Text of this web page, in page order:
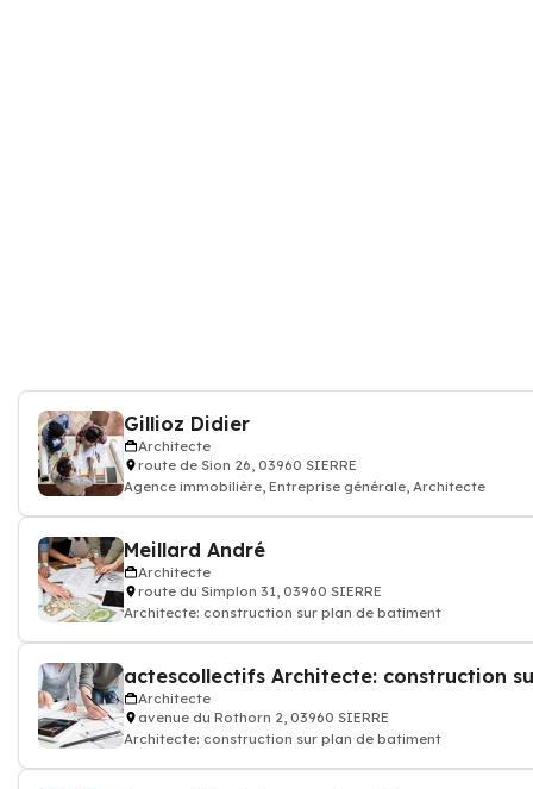
Gillioz Didier
Architecte
route de Sion 26, 03960 SIERRE
Agence immobilière, Entreprise générale, Architecte
Meillard André
Architecte
route du Simplon 31, 03960 SIERRE
Architecte: construction sur plan de batiment
Architecte
avenue du Rothorn 2, 03960 SIERRE
Architecte: construction sur plan de batiment